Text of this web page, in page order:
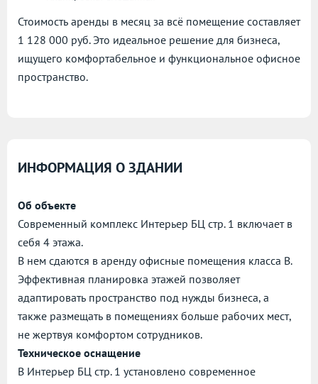
Стоимость аренды в месяц за всё помещение составляет
1 128 000 руб. Это идеальное решение для бизнеса,
ищущего комфортабельное и функциональное офисное
пространство.
ИНФОРМАЦИЯ О ЗДАНИИ
Об объекте
Современный комплекс Интерьер БЦ стр. 1 включает в
себя 4 этажа.
В нем сдаются в аренду офисные помещения класса B.
Эффективная планировка этажей позволяет
адаптировать пространство под нужды бизнеса, а
также размещать в помещениях больше рабочих мест,
не жертвуя комфортом сотрудников.
Техническое оснащение
В Интерьер БЦ стр. 1 установлено современное